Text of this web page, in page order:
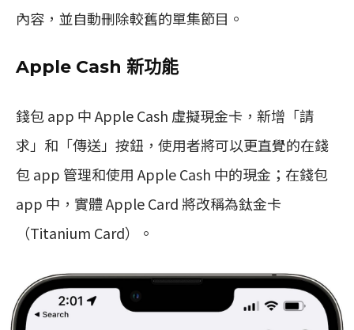
內容，並自動刪除較舊的單集節目。
Apple Cash 新功能
錢包 app 中 Apple Cash 虛擬現金卡，新增「請
求」和「傳送」按鈕，使用者將可以更直覺的在錢
包 app 管理和使用 Apple Cash 中的現金；在錢包
app 中，實體 Apple Card 將改稱為鈦金卡
（Titanium Card）。